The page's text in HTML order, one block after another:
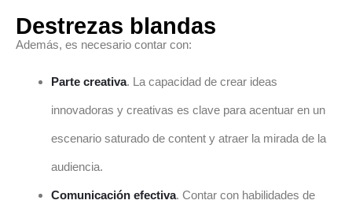
Destrezas blandas
Además, es necesario contar con:
Parte creativa. La capacidad de crear ideas
innovadoras y creativas es clave para acentuar en un
escenario saturado de content y atraer la mirada de la
audiencia.
Comunicación efectiva. Contar con habilidades de